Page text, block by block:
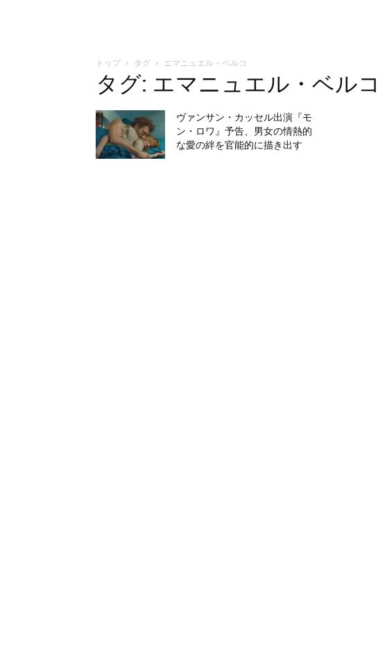
トップ タグ エマニュエル・ベルコ
タグ: エマニュエル・ベルコ
ヴァンサン・カッセル出演『モ
ン・ロワ』予告、男女の情熱的
な愛の絆を官能的に描き出す